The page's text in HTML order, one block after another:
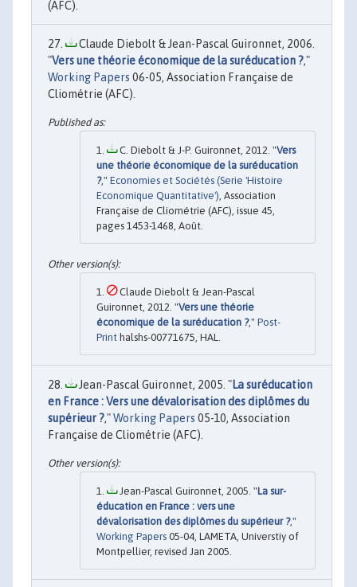
(AFC).
Claude Diebolt & Jean-Pascal Guironnet, 2006.
"Vers une théorie économique de la suréducation ?,"
Working Papers 06-05, Association Française de
Cliométrie (AFC).
C. Diebolt & J-P. Guironnet, 2012. "Vers
une théorie économique de la suréducation
?," Economies et Sociétés (Serie 'Histoire
Economique Quantitative'), Association
Française de Cliométrie (AFC), issue 45,
pages 1453-1468, Août.
Claude Diebolt & Jean-Pascal
Guironnet, 2012. "Vers une théorie
économique de la suréducation ?," Post-
Print halshs-00771675, HAL.
Jean-Pascal Guironnet, 2005. "La suréducation
en France : Vers une dévalorisation des diplômes du
supérieur ?,"Working Papers 05-10, Association
Française de Cliométrie (AFC).
Jean-Pascal Guironnet, 2005. "La sur-
éducation en France : vers une
dévalorisation des diplômes du supérieur ?,"
Working Papers 05-04, LAMETA, Universtiy of
Montpellier, revised Jan 2005.